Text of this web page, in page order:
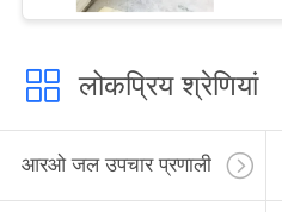
लोकप्रिय श्रेणियां
आरओ जल उपचार प्रणाली